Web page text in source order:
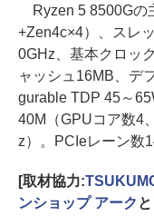
Ryzen 5 8500Gの
+Zen4c×4）、スレ
0GHz、基本クロッ
ャッシュ16MB、デ
gurable TDP 45～
40M（GPUコア数4
z）。PCIeレーン数
[取材協力:
ンショップ アーク と